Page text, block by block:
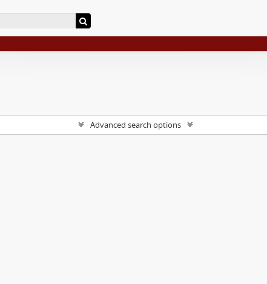
Advanced search options